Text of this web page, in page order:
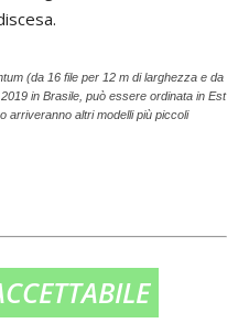
(da 16 file per 12 m di larghezza e da
in Brasile, può essere ordinata in Est
arriveranno altri modelli più piccoli